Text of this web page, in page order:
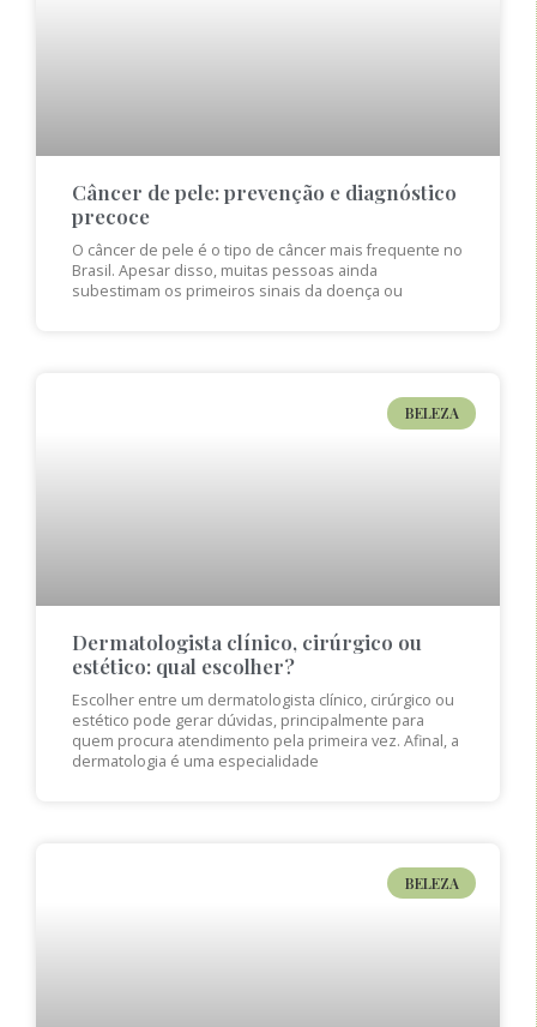
Câncer de pele: prevenção e diagnóstico
precoce
O câncer de pele é o tipo de câncer mais frequente no
Brasil. Apesar disso, muitas pessoas ainda
subestimam os primeiros sinais da doença ou
BELEZA
Dermatologista clínico, cirúrgico ou
estético: qual escolher?
Escolher entre um dermatologista clínico, cirúrgico ou
estético pode gerar dúvidas, principalmente para
quem procura atendimento pela primeira vez. Afinal, a
dermatologia é uma especialidade
BELEZA